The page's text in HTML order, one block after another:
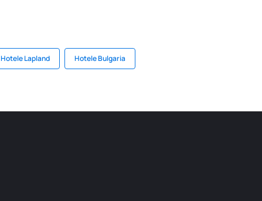
Hotele Lapland Hotele Bulgaria